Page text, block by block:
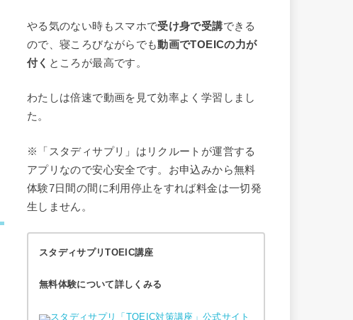
やる気のない時もスマホで受け身で受講できる
ので、寝ころびながらでも動画でTOEICの力が
付く ところが最高です。
わたしは倍速で動画を見て効率よく学習しまし
た。
※「スタディサプリ」はリクルートが運営する
アプリなので安心安全です。お申込みから無料
体験7日間の間に利用停止をすれば料金は一切発
生しません。
スタディサプリTOEIC講座
無料体験について詳しくみる
スタディサプリ「TOEIC対策講座」公式サイト